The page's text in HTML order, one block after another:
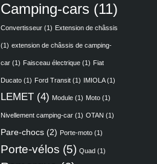
Camping-cars (11)
Convertisseur (1) Extension de châssis
(1) extension de châssis de camping-
car (1) Faisceau électrique (1) Fiat
Ducato (1) Ford Transit (1) IMIOLA(1)
LEMET (4) Module (1) Moto (1)
Nivellement camping-car (1) OTAN (1)
Pare-chocs (2) Porte-moto (1)
Porte-vélos (5) Quad (1)